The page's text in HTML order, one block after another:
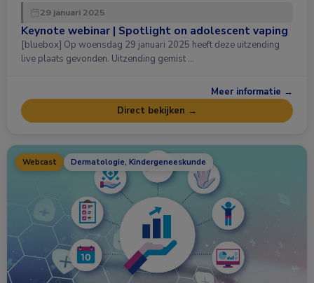
29 januari 2025
Keynote webinar | Spotlight on adolescent vaping
[bluebox] Op woensdag 29 januari 2025 heeft deze uitzending
live plaats gevonden. Uitzending gemist …
Meer informatie →
Direct bekijken →
Webcast Dermatologie, Kindergeneeskunde